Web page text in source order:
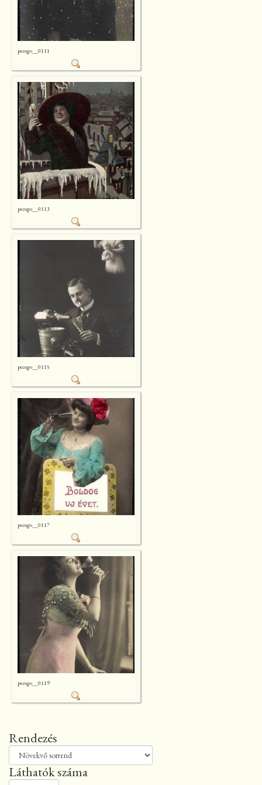
pezsgo__0111
pezsgo__0113
pezsgo__0115
pezsgo__0117
pezsgo__0119
Rendezés
Láthatók száma